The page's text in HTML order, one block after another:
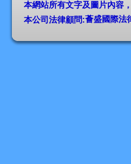
本網站所有文字及圖片內容
本公司法律顧問:薈盛國際法